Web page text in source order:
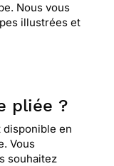
Nous vous
illustrées et
pliée ?
en
Vous
souhaitez